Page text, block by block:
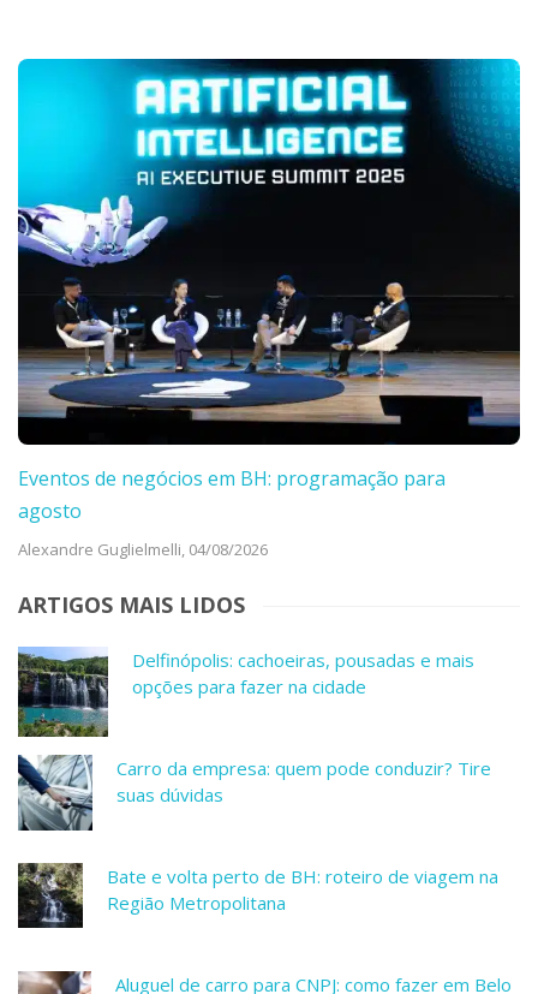
Eventos de negócios em BH: programação para
agosto
Alexandre Guglielmelli, 04/08/2026
ARTIGOS MAIS LIDOS
Delfinópolis: cachoeiras, pousadas e mais
opções para fazer na cidade
Carro da empresa: quem pode conduzir? Tire
suas dúvidas
Bate e volta perto de BH: roteiro de viagem na
Região Metropolitana
Aluguel de carro para CNPJ: como fazer em Belo